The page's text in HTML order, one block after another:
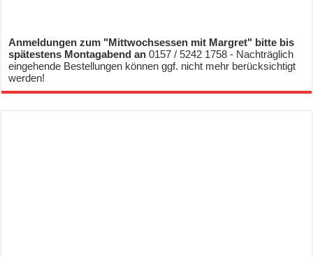
Anmeldungen zum "Mittwochsessen mit Margret" bitte bis
spätestens Montagabend an0157 / 5242 1758 - Nachträglich
eingehende Bestellungen können ggf. nicht mehr berücksichtigt
werden!